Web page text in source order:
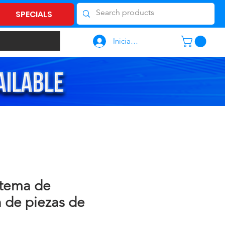
Iniciar sesión
SPECIALS
de
de piezas de